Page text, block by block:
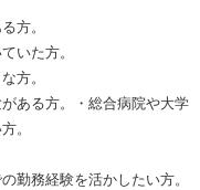
方。
いた方。
方。
ある方。・総合病院や大学
。
勤務経験を活かしたい方。